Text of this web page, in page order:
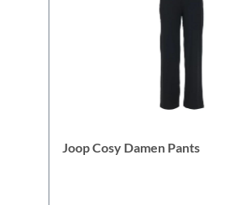
Joop Cosy Damen Pants